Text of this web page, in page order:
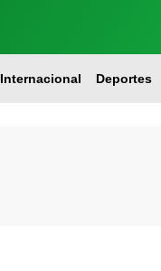
Internacional Deportes